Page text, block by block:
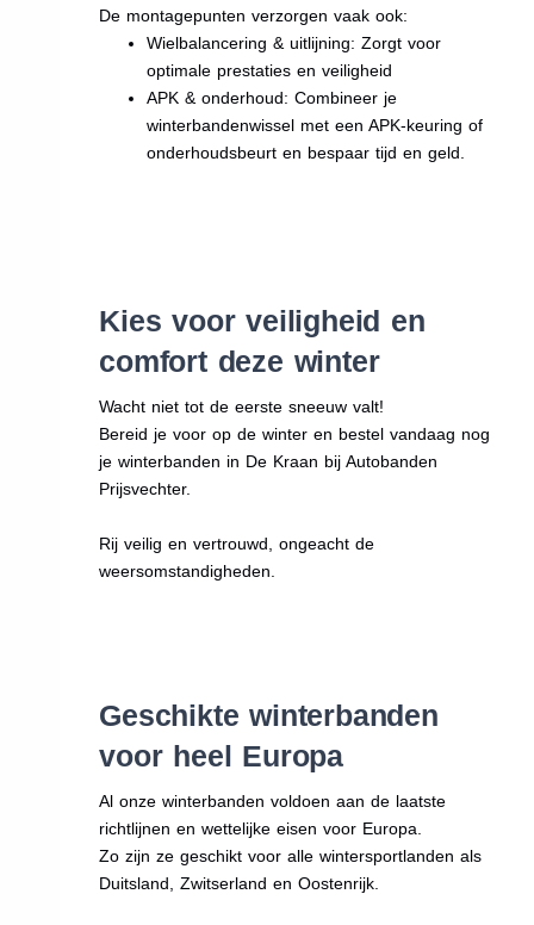
De montagepunten verzorgen vaak ook:
Wielbalancering & uitlijning: Zorgt voor
optimale prestaties en veiligheid
APK & onderhoud: Combineer je
winterbandenwissel met een APK-keuring of
onderhoudsbeurt en bespaar tijd en geld.
Kies voor veiligheid en
comfort deze winter
Wacht niet tot de eerste sneeuw valt!
Bereid je voor op de winter en bestel vandaag nog
je winterbanden in De Kraan bij Autobanden
Prijsvechter.
Rij veilig en vertrouwd, ongeacht de
weersomstandigheden.
Geschikte winterbanden
voor heel Europa
Al onze winterbanden voldoen aan de laatste
richtlijnen en wettelijke eisen voor Europa.
Zo zijn ze geschikt voor alle wintersportlanden als
Duitsland, Zwitserland en Oostenrijk.